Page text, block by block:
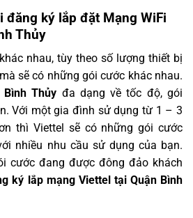
đăng ký lắp đặt Mạng WiFi
Thủy
nhau, tùy theo số lượng thiết bị
sẽ có những gói cước khác nhau.
Thủy đa dạng về tốc độ, gói
Với một gia đình sử dụng từ 1 – 3
thì Viettel sẽ có những gói cước
nhiều nhu cầu sử dụng của bạn.
cước đang được đông đảo khách
ký lắp mạng Viettel tại Quận Bình